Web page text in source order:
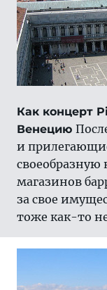
Как концерт
Венецию
и
своеобразную
магазинов
за свое
тоже как-то